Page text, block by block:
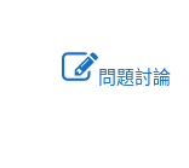
問題討論